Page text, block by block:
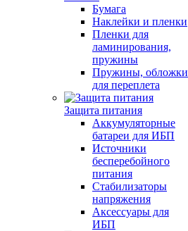
Бумага
Наклейки и пленки
Пленки для
ламинирования,
пружины
Пружины, обложки
для переплета
Защита питания
Аккумуляторные
батареи для ИБП
Источники
бесперебойного
питания
Стабилизаторы
напряжения
Аксессуары для
ИБП